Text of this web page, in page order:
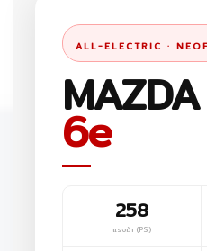
ALL-ELECTRIC ·
MAZDA
6e
258
แรงม้า (PS)